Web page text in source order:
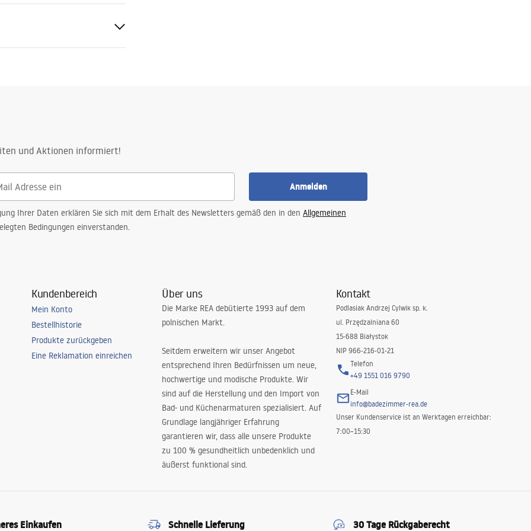
konstrukcja stalowa, 24
und Aktionen informiert!
Anmelden
Ihrer Daten erklären Sie sich mit dem Erhalt des Newsletters gemäß den in den Allgemeinen
Bedingungen einverstanden.
Kundenbereich
Mein Konto
Bestellhistorie
Produkte zurückgeben
Eine Reklamation einreichen
Über uns
Die Marke REA debütierte 1993 auf dem
polnischen Markt.
Seitdem erweitern wir unser Angebot
entsprechend Ihren Bedürfnissen um neue,
hochwertige und modische Produkte. Wir
sind auf die Herstellung und den Import von
Bad- und Küchenarmaturen spezialisiert. Auf
Grundlage langjähriger Erfahrung
garantieren wir, dass alle unsere Produkte
zu 100 % gesundheitlich unbedenklich und
äußerst funktional sind.
Kontakt
Podlasiak Andrzej Cylwik sp. k.
ul. Przędzalniana 60
15-688 Białystok
NIP 966-216-01-21
Telefon
+49 1551 016 9790
E-Mail
info@badezimmer-rea.de
Unser Kundenservice ist an Werktagen erreichbar:
7:00–15:30
Einkaufen Schnelle Lieferung 30 Tage Rückgaberecht